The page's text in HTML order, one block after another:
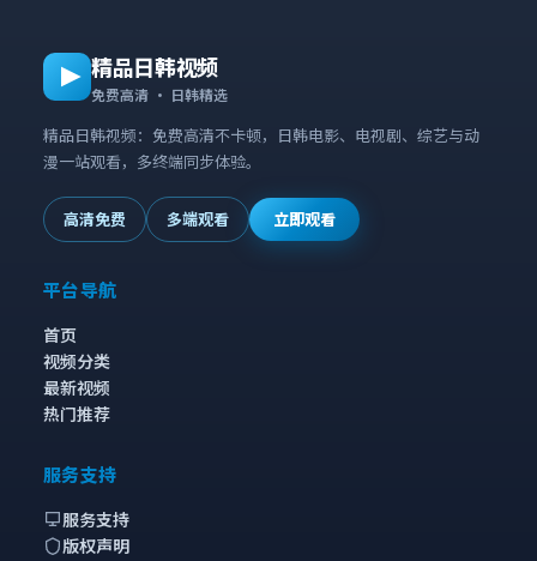
精品日韩视频
免费高清 · 日韩精选
精品日韩视频：免费高清不卡顿，日韩电影、电视剧、综艺与动
漫一站观看，多终端同步体验。
高清免费 多端观看 立即观看
平台导航
首页
视频分类
最新视频
热门推荐
服务支持
服务支持
版权声明